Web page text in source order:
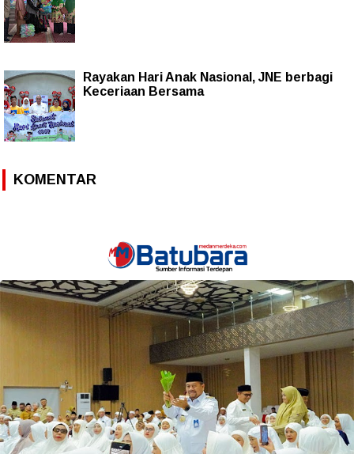
Rayakan Hari Anak Nasional, JNE berbagi
Keceriaan Bersama
KOMENTAR